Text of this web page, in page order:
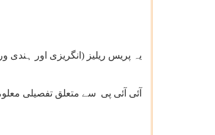
یہ پریس ریلیز (انگریزی اور
آئی آئی پی سے متعلق تفصیلی